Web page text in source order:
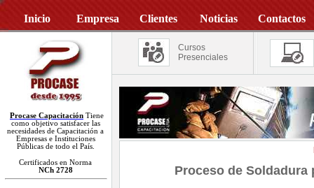
Inicio Empresa Clientes Noticias Contactos
Procase Capacitación Tiene
como objetivo satisfacer las
necesidades de Capacitación a
Empresas e Instituciones
Públicas de todo el País.
Certificados en Norma
NCh 2728
Cursos
Presenciales
Proceso de Soldadura